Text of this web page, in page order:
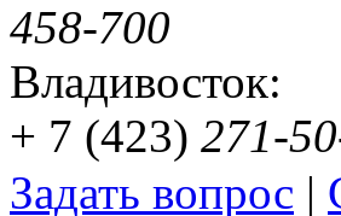
458-700
Владивосток:
+ 7 (423) 271-
Задать вопрос |